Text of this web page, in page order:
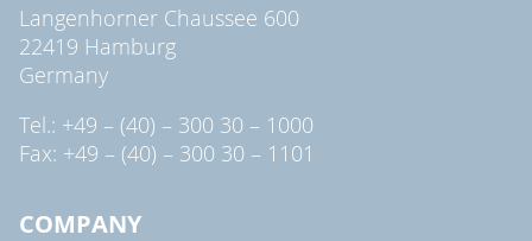
Langenhorner Chaussee 600
22419 Hamburg
Germany
Tel.: +49 – (40) – 300 30 – 1000
Fax: +49 – (40) – 300 30 – 1101
COMPANY